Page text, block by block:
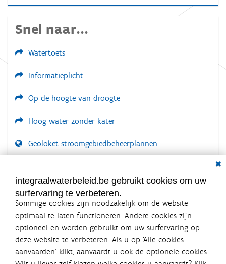
Snel naar...
Watertoets
Informatieplicht
Op de hoogte van droogte
Hoog water zonder kater
Geoloket stroomgebiedbeheerplannen
LOGIN VEREIST
integraalwaterbeleid.be gebruikt cookies om uw
surfervaring te verbeteren.
Sommige cookies zijn noodzakelijk om de website
optimaal te laten functioneren. Andere cookies zijn
optioneel en worden gebruikt om uw surfervaring op
deze website te verbeteren. Als u op ‘Alle cookies
aanvaarden’ klikt, aanvaardt u ook de optionele cookies.
Integraalwaterbeleid.be is een
officiële website van de Vlaamse
overheid